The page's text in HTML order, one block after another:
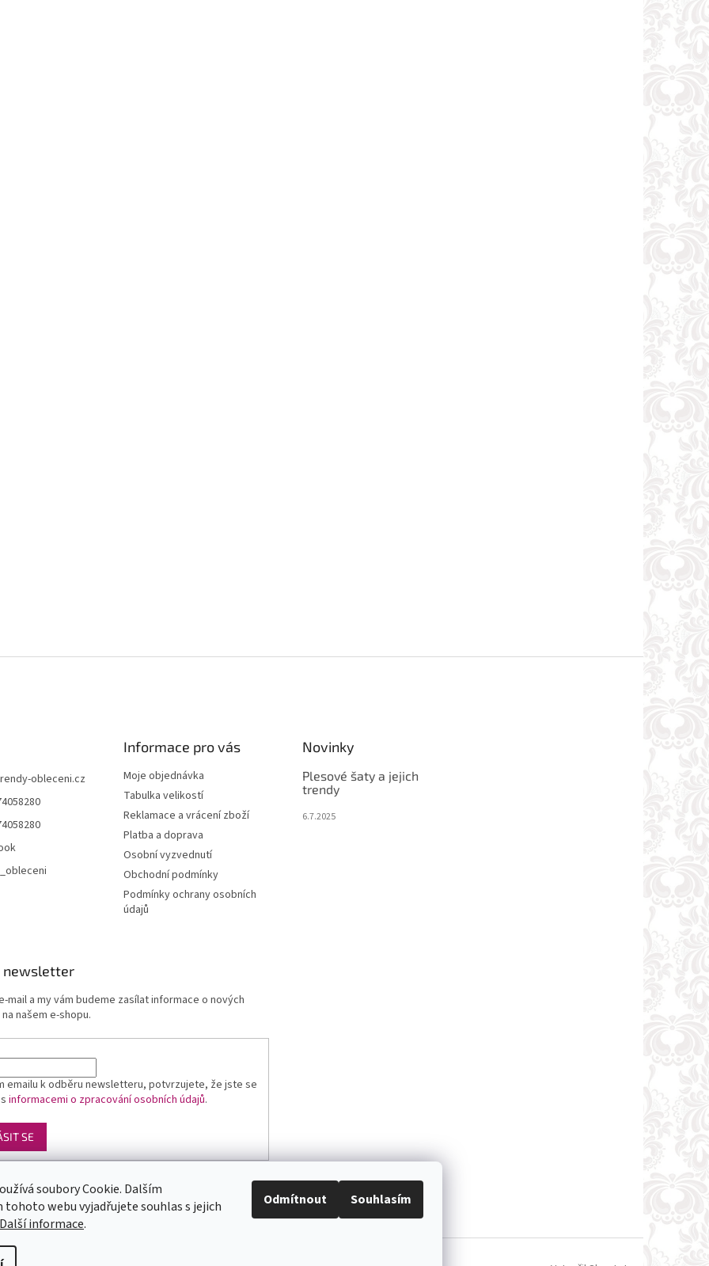
soubory Cookie. Dalším
tohoto webu vyjadřujete souhlas s jejich
Další informace.
Odmítnout Souhlasím
obleceni.cz
Informace pro vás
Moje objednávka
Tabulka velikostí
Reklamace a vrácení zboží
Platba a doprava
Osobní vyzvednutí
Obchodní podmínky
Podmínky ochrany osobních
údajů
Novinky
Plesové šaty a jejich
trendy
6.7.2025
newsletter
mail a my vám budeme zasílat informace o nových
našem e-shopu.
emailu k odběru newsletteru, potvrzujete, že jste se
informacemi o zpracování osobních údajů.
SE
Luxusní pánská móda GLAMI Levné ubytování v Orlických horách